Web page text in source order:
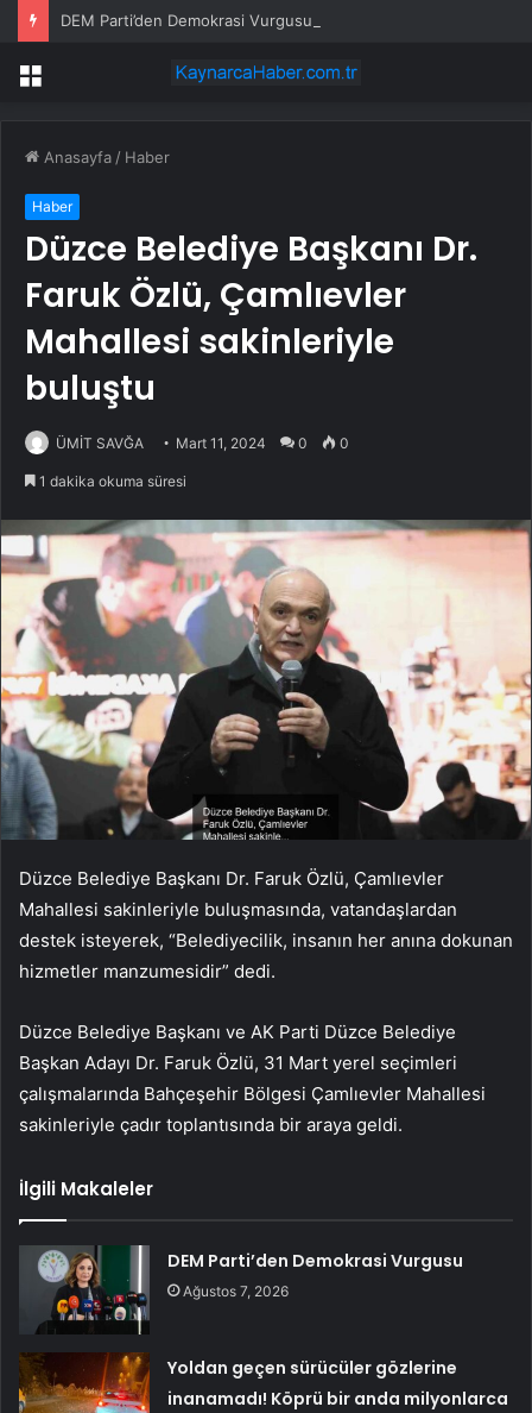
DEM Parti’den Demokrasi Vurgusu
Menü
Anasayfa / Haber
Haber
Düzce Belediye Başkanı Dr.
Faruk Özlü, Çamlıevler
Mahallesi sakinleriyle
buluştu
ÜMİT SAVĞA Mart 11, 2024 0 0
1 dakika okuma süresi
Düzce Belediye Başkanı Dr. Faruk Özlü, Çamlıevler
Mahallesi sakinleriyle buluşmasında, vatandaşlardan
destek isteyerek, “Belediyecilik, insanın her anına dokunan
hizmetler manzumesidir” dedi.
Düzce Belediye Başkanı ve AK Parti Düzce Belediye
Başkan Adayı Dr. Faruk Özlü, 31 Mart yerel seçimleri
çalışmalarında Bahçeşehir Bölgesi Çamlıevler Mahallesi
sakinleriyle çadır toplantısında bir araya geldi.
İlgili Makaleler
DEM Parti’den Demokrasi Vurgusu
Ağustos 7, 2026
Yoldan geçen sürücüler gözlerine
inanamadı! Köprü bir anda milyonlarca